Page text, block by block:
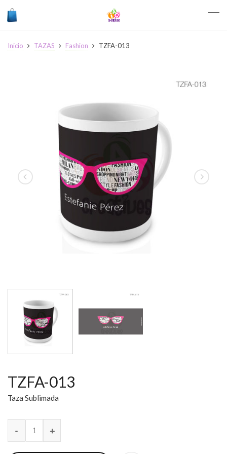
Inicio TAZAS Fashion TZFA-013
TZFA-013
Taza Sublimada